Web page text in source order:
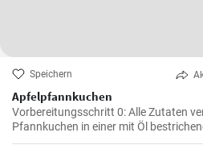
Speichern
Apfelpfannkuchen
Vorbereitungsschritt 0: Alle Zutaten
Pfannkuchen in einer mit Öl
braten.